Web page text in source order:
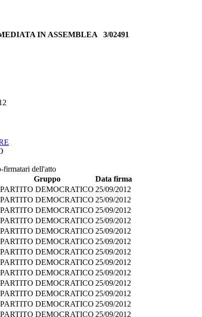
IN ASSEMBLEA 3/02491
firmatari dell'atto
Gruppo
Data firma
PARTITO DEMOCRATICO 25/09/2012
PARTITO DEMOCRATICO 25/09/2012
PARTITO DEMOCRATICO 25/09/2012
PARTITO DEMOCRATICO 25/09/2012
PARTITO DEMOCRATICO 25/09/2012
PARTITO DEMOCRATICO 25/09/2012
PARTITO DEMOCRATICO 25/09/2012
PARTITO DEMOCRATICO 25/09/2012
PARTITO DEMOCRATICO 25/09/2012
PARTITO DEMOCRATICO 25/09/2012
PARTITO DEMOCRATICO 25/09/2012
PARTITO DEMOCRATICO 25/09/2012
PARTITO DEMOCRATICO 25/09/2012